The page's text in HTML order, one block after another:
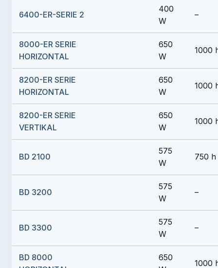
6400-ER-SERIE 2
400
W
–
8000-ER SERIE
HORIZONTAL
650
W
1000
8200-ER SERIE
HORIZONTAL
650
W
1000
8200-ER SERIE
VERTIKAL
650
W
1000
BD 2100
575
W
750 h
BD 3200
575
W
–
BD 3300
575
W
–
BD 8000
650
1000